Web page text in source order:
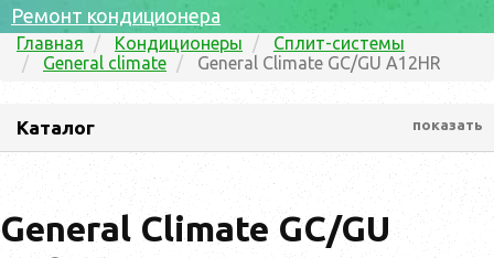
Ремонт кондиционера
Главная Кондиционеры
Сплит-системы
General climate
General Climate GC/GU A12HR
Каталог показать
General Climate GC/GU